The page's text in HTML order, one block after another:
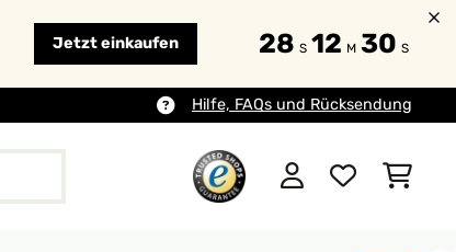
Jetzt einkaufen 28 S 12 M 28 S
Hilfe, FAQs und Rücksendung